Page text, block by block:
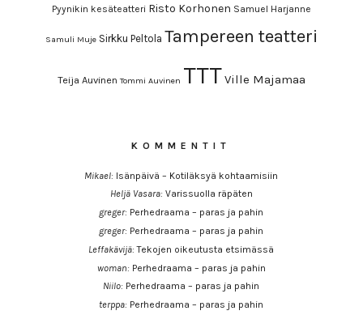
Pyynikin kesäteatteri Risto Korhonen Samuel Harjanne
Samuli Muje Sirkku Peltola Tampereen teatteri
Teija Auvinen Tommi Auvinen TTTVille Majamaa
KOMMENTIT
Mikael: Isänpäivä – Kotiläksyä kohtaamisiin
Heljä Vasara: Varissuolla räpäten
greger: Perhedraama – paras ja pahin
greger: Perhedraama – paras ja pahin
Leffakävijä:Tekojen oikeutusta etsimässä
woman: Perhedraama – paras ja pahin
Niilo: Perhedraama – paras ja pahin
terppa: Perhedraama – paras ja pahin